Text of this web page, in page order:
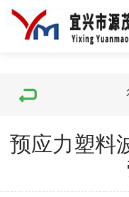
预应力塑料